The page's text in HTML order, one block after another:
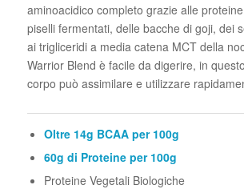
aminoacidico completo grazie alle
piselli fermentati, delle bacche di goji, dei
ai trigliceridi a media catena MCT della
Warrior Blend è facile da digerire, in
corpo può assimilare e utilizzare
Oltre 14g BCAA per 100g
60g di Proteine per 100g
Proteine Vegetali Biologiche